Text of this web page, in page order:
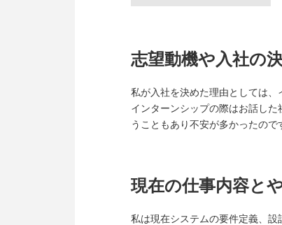
志望動機や入社の
私が入社を決めた理由としては、
インターンシップの際はお話し
うこともあり不安が多かったの
現在の仕事内容と
私は現在システムの要件定義、設